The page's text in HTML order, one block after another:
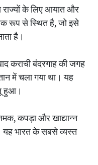
राज्यों के लिए आयात और
रूप से स्थित है, जो इसे
है।
कराची बंदरगाह की जगह
में चला गया था। यह
हुआ।
कपड़ा और खाद्यान्न
यह भारत के सबसे व्यस्त